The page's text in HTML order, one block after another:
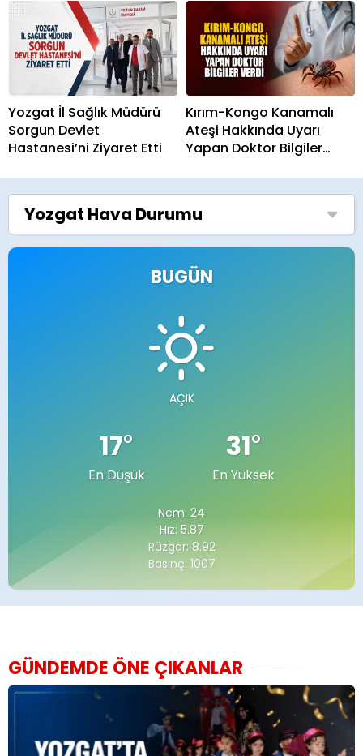
Yozgat İl Sağlık Müdürü
Sorgun Devlet
Hastanesi’ni Ziyaret Etti
Kırım-Kongo Kanamalı
Ateşi Hakkında Uyarı
Yapan Doktor Bilgiler
Yozgat Hava Durumu
BUGÜN
AÇIK
17°
En Düşük
31°
En Yüksek
Nem: 24
Hız: 5.87
Rüzgar: 8.92
Basınç: 1007
GÜNDEMDE ÖNE ÇIKANLAR